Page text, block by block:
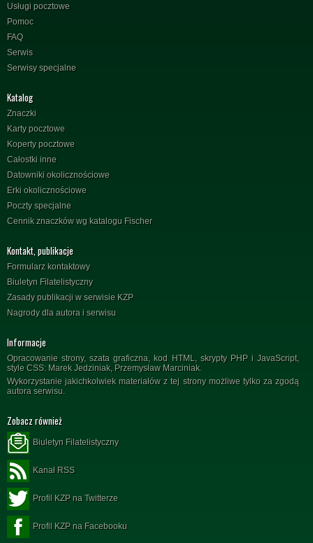
Usługi pocztowe
Pomoc
FAQ
Serwis
Serwisy specjalne
Katalog
Znaczki
Karty pocztowe
Koperty pocztowe
Całostki inne
Datowniki okolicznościowe
Erki okolicznościowe
Poczty specjalne
Cennik znaczków wg katalogu Fischer
Kontakt, publikacje
Formularz kontaktowy
Biuletyn Filatelistyczny
Zasady publikacji w serwisie KZP
Nagrody dla autora i serwisu
Informacje
Opracowanie strony, szata graficzna, kod HTML, skrypty PHP i JavaScript,
style CSS: Marek Jedziniak, Przemysław Marciniak.
Wykorzystanie jakichkolwiek materiałów z tej strony możliwe tylko za zgodą
autora serwisu.
Zobacz również
Biuletyn Filatelistyczny
Kanał RSS
Profil KZP na Twitterze
Profil KZP na Facebooku